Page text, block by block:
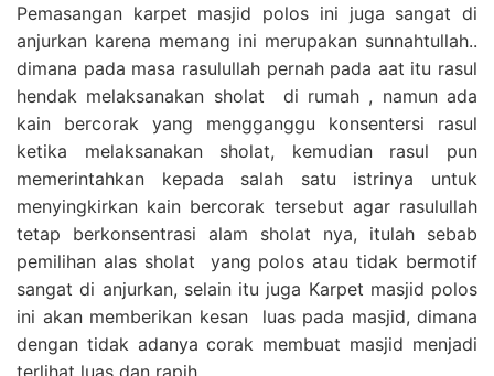
Pemasangan karpet masjid polos ini juga sangat di
anjurkan karena memang ini merupakan sunnahtullah..
dimana pada masa rasulullah pernah pada aat itu rasul
hendak melaksanakan sholat di rumah , namun ada
kain bercorak yang mengganggu konsentersi rasul
ketika melaksanakan sholat, kemudian rasul pun
memerintahkan kepada salah satu istrinya untuk
menyingkirkan kain bercorak tersebut agar rasulullah
tetap berkonsentrasi alam sholat nya, itulah sebab
pemilihan alas sholat yang polos atau tidak bermotif
sangat di anjurkan, selain itu juga Karpet masjid polos
ini akan memberikan kesan luas pada masjid, dimana
dengan tidak adanya corak membuat masjid menjadi
terlihat luas dan rapih.